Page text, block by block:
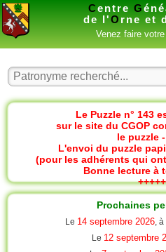
Centre G
de l'O rne et
Venez faire
Le Puzzle n° 143
sur le site du CGOP
le puzzle
L'envoi du puzzle
(pour les adhérents qui
Bonne lecture à
Prochaines
Le 14 septembre 2026, à
Le 12 septembre